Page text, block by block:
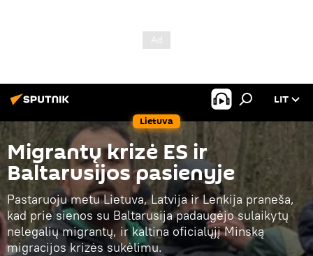
Lietuva
LIT
Migrantų krizė ES ir
Baltarusijos pasienyje
Pastaruoju metu Lietuva, Latvija ir Lenkija praneša,
kad prie sienos su Baltarusija padaugėjo sulaikytų
nelegalių migrantų, ir kaltina oficialųjį Minską
migracijos krizės sukėlimu.